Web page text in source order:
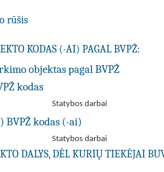
rūšis
KODAS (-AI) PAGAL BVPŽ:
objektas pagal BVPŽ
kodas
Statybos darbai
BVPŽ kodas (-ai)
Statybos darbai
DALYS, DĖL KURIŲ TIEKĖJAI